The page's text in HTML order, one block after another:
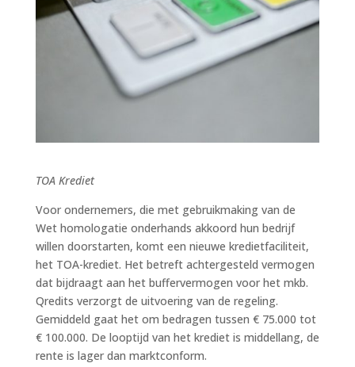
TOA Krediet
Voor ondernemers, die met gebruikmaking van de
Wet homologatie onderhands akkoord hun bedrijf
willen doorstarten, komt een nieuwe kredietfaciliteit,
het TOA-krediet. Het betreft achtergesteld vermogen
dat bijdraagt aan het buffervermogen voor het mkb.
Qredits verzorgt de uitvoering van de regeling.
Gemiddeld gaat het om bedragen tussen € 75.000 tot
€ 100.000. De looptijd van het krediet is middellang, de
rente is lager dan marktconform.